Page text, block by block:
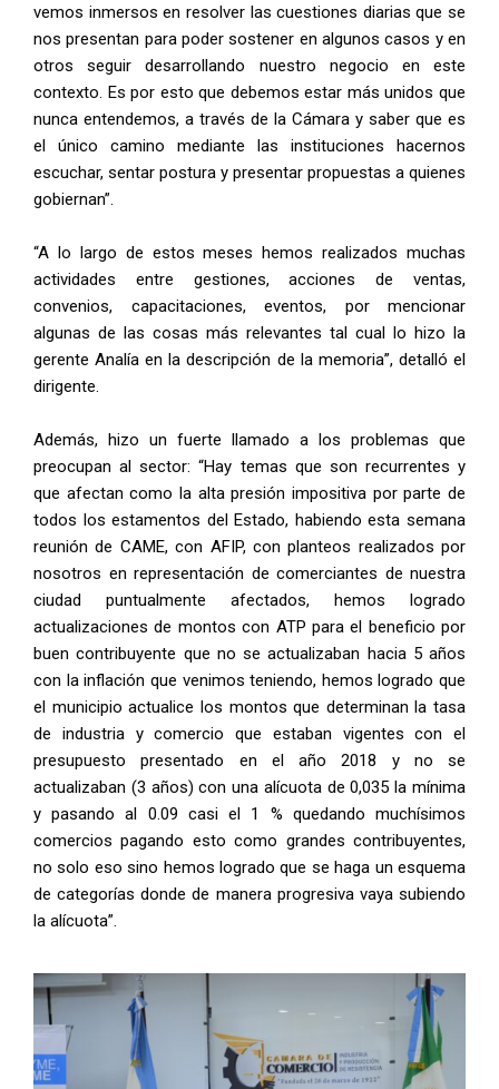
vemos inmersos en resolver las cuestiones diarias que se
nos presentan para poder sostener en algunos casos y en
otros seguir desarrollando nuestro negocio en este
contexto. Es por esto que debemos estar más unidos que
nunca entendemos, a través de la Cámara y saber que es
el único camino mediante las instituciones hacernos
escuchar, sentar postura y presentar propuestas a quienes
gobiernan”.
“A lo largo de estos meses hemos realizados muchas
actividades entre gestiones, acciones de ventas,
convenios, capacitaciones, eventos, por mencionar
algunas de las cosas más relevantes tal cual lo hizo la
gerente Analía en la descripción de la memoria”, detalló el
dirigente.
Además, hizo un fuerte llamado a los problemas que
preocupan al sector: “Hay temas que son recurrentes y
que afectan como la alta presión impositiva por parte de
todos los estamentos del Estado, habiendo esta semana
reunión de CAME, con AFIP, con planteos realizados por
nosotros en representación de comerciantes de nuestra
ciudad puntualmente afectados, hemos logrado
actualizaciones de montos con ATP para el beneficio por
buen contribuyente que no se actualizaban hacia 5 años
con la inflación que venimos teniendo, hemos logrado que
el municipio actualice los montos que determinan la tasa
de industria y comercio que estaban vigentes con el
presupuesto presentado en el año 2018 y no se
actualizaban (3 años) con una alícuota de 0,035 la mínima
y pasando al 0.09 casi el 1 % quedando muchísimos
comercios pagando esto como grandes contribuyentes,
no solo eso sino hemos logrado que se haga un esquema
de categorías donde de manera progresiva vaya subiendo
la alícuota”.